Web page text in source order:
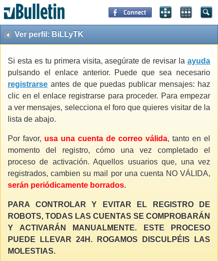
Ver perfil: BiLLyTK
Si esta es tu primera visita, asegúrate de revisar la ayuda
pulsando el enlace anterior. Puede que sea necesario
registrarse antes de que puedas publicar mensajes: haz
clic en el enlace registrarse para proceder. Para empezar
a ver mensajes, selecciona el foro que quieres visitar de la
lista de abajo.
Por favor, usa una cuenta de correo válida, tanto en el
momento del registro, cómo una vez completado el
proceso de activación. Aquellos usuarios que, una vez
registrados, cambien su mail por una cuenta NO VÁLIDA,
serán periódicamente borrados.
PARA CONTROLAR Y EVITAR EL REGISTRO DE
ROBOTS, TODAS LAS CUENTAS SE COMPROBARÁN
Y ACTIVARÁN MANUALMENTE. ESTE PROCESO
PUEDE LLEVAR 24H. ROGAMOS DISCULPÉIS LAS
MOLESTIAS.